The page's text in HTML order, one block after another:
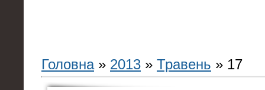
Головна» 2013 » Травень » 17